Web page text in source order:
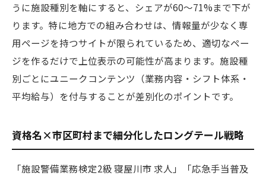
うに施設種別を軸にすると、シェアが60〜71%まで下が
ります。特に地方での組み合わせは、情報量が少なく専
用ページを持つサイトが限られているため、適切なペー
ジを作るだけで上位表示の可能性が高まります。施設種
別ごとにユニークコンテンツ（業務内容・シフト体系・
平均給与）を付与することが差別化のポイントです。
資格名×市区町村まで細分化したロングテール戦略
「施設警備業務検定2級 寝屋川市 求人」「応急手当普及